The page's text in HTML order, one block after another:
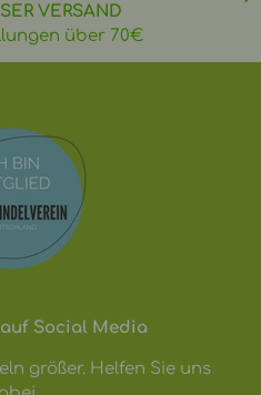
VERSAND
über 70€
Social Media
größer. Helfen Sie uns